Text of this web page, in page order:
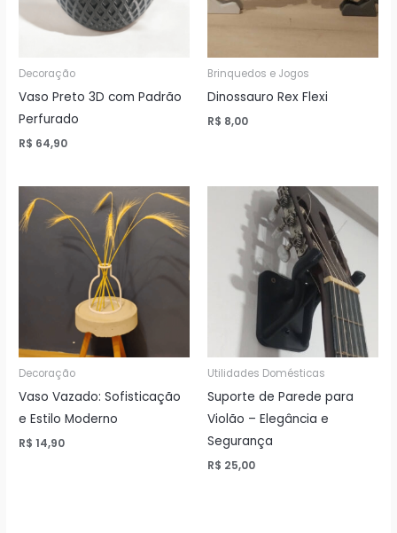
Decoração
Vaso Preto 3D com Padrão
Perfurado
R$ 64,90
Brinquedos e Jogos
Dinossauro Rex Flexi
R$ 8,00
Decoração
Vaso Vazado: Sofisticação
e Estilo Moderno
R$ 14,90
Utilidades Domésticas
Suporte de Parede para
Violão – Elegância e
Segurança
R$ 25,00